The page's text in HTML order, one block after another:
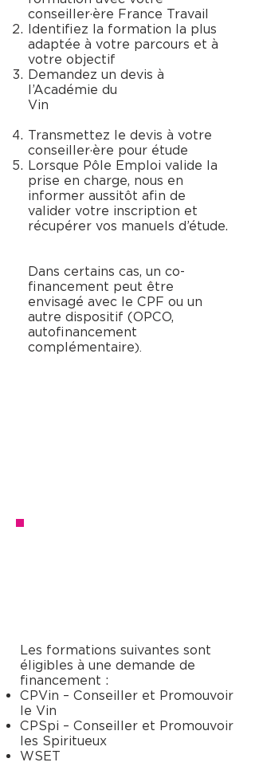
conseiller·ère France Travail
Identifiez la formation la plus
adaptée à votre parcours et à
votre objectif
Demandez un devis à
l’Académie du
Vin
Transmettez le devis à votre
conseiller·ère pour étude
Lorsque Pôle Emploi valide la
prise en charge, nous en
informer aussitôt afin de
valider votre inscription et
récupérer vos manuels d’étude.
Dans certains cas, un co-
financement peut être
envisagé avec le CPF ou un
autre dispositif (OPCO,
autofinancement
complémentaire).
Les formations suivantes sont
éligibles à une demande de
financement :
CPVin – Conseiller et Promouvoir
le Vin
CPSpi – Conseiller et Promouvoir
les Spiritueux
WSET